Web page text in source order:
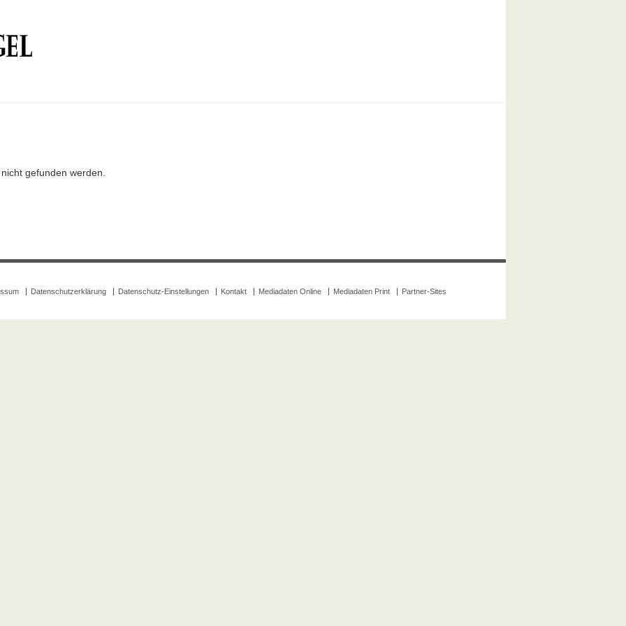
gefunden werden.
Datenschutzerklärung Datenschutz-Einstellungen Kontakt Mediadaten Online Mediadaten Print Partner-Sites